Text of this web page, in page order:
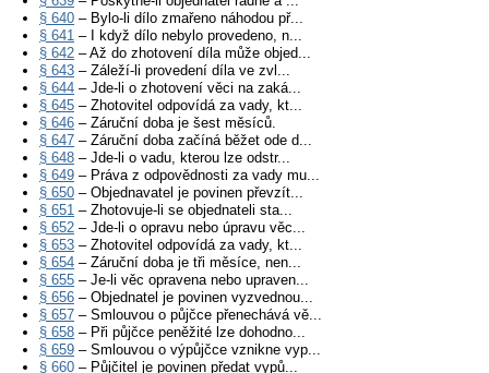
§ 640 – Bylo-li dílo zmařeno náhodou př...
§ 641 – I když dílo nebylo provedeno, n...
§ 642 – Až do zhotovení díla může objed...
§ 643 – Záleží-li provedení díla ve zvl...
§ 644 – Jde-li o zhotovení věci na zaká...
§ 645 – Zhotovitel odpovídá za vady, kt...
§ 646 – Záruční doba je šest měsíců.
§ 647 – Záruční doba začíná běžet ode d...
§ 648 – Jde-li o vadu, kterou lze odstr...
§ 649 – Práva z odpovědnosti za vady mu...
§ 650 – Objednavatel je povinen převzít...
§ 651 – Zhotovuje-li se objednateli sta...
§ 652 – Jde-li o opravu nebo úpravu věc...
§ 653 – Zhotovitel odpovídá za vady, kt...
§ 654 – Záruční doba je tři měsíce, nen...
§ 655 – Je-li věc opravena nebo upraven...
§ 656 – Objednatel je povinen vyzvednou...
§ 657 – Smlouvou o půjčce přenechává vě...
§ 658 – Při půjčce peněžité lze dohodno...
§ 659 – Smlouvou o výpůjčce vznikne vyp...
§ 660 – Půjčitel je povinen předat vypů...